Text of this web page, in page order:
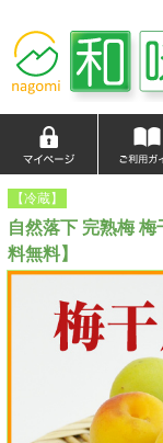
【冷蔵】
自然落下 完熟梅
料無料】